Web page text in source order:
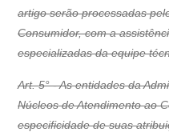
artigo serão processadas
Consumidor, com a
especializadas da equipe
Art. 5° - As entidades da
Núcleos de Atendimento ao
especificidade de suas